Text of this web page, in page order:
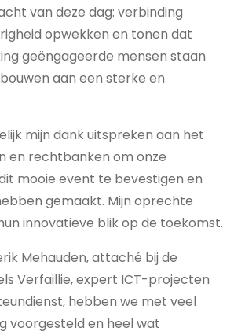
van deze dag: verbinding
opwekken en tonen dat
geëngageerde mensen staan
aan een sterke en
mijn dank uitspreken aan het
en rechtbanken om onze
mooie event te bevestigen en
gemaakt. Mijn oprechte
innovatieve blik op de toekomst.
Mehauden, attaché bij de
Verfaillie, expert ICT-projecten
hebben we met veel
voorgesteld en heel wat